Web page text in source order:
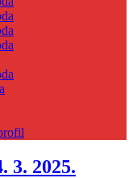
3. 2025.